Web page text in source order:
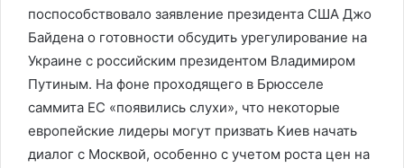
поспособствовало заявление президента США Джо
Байдена о готовности обсудить урегулирование на
Украине с российским президентом Владимиром
Путиным. На фоне проходящего в Брюсселе
саммита ЕС «появились слухи», что некоторые
европейские лидеры могут призвать Киев начать
диалог с Москвой, особенно с учетом роста цен на